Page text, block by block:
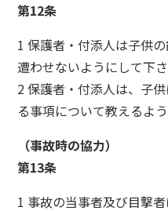
第12条
1 保護者・付添人は子供
遭わせないようにして下さ
2 保護者・付添人は、子
る事項について教えるよ
（事故時の協力）
第13条
1 事故の当事者及び目撃